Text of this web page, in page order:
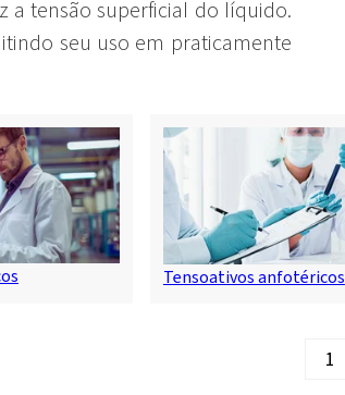
a tensão superficial do líquido.
seu uso em praticamente
Tensoativos anfotéricos